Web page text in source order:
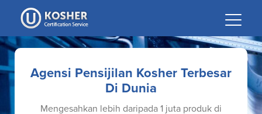
Please
note:
This
website
includes
an
Agensi Pensijilan Kosher Terbesar
Di Dunia
Mengesahkan lebih daripada 1 juta produk di